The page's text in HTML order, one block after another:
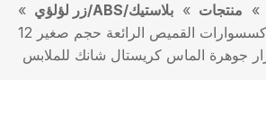
» منتجات » بلاستيك/ABS/زر لؤلؤي
»
إكسسوارات القميص الرائعة حجم صغير 12
جوهرة الماس كريستال شانك للملابس